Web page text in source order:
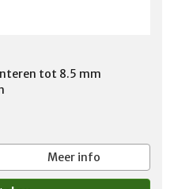
tot 8.5 mm
Meer info